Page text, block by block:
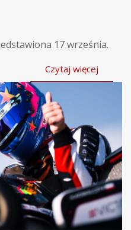
17 września.
Czytaj więcej